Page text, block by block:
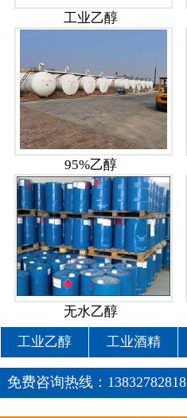
工业乙醇
95%乙醇
无水乙醇
工业乙醇 工业酒精
免费咨询热线： 13832782818